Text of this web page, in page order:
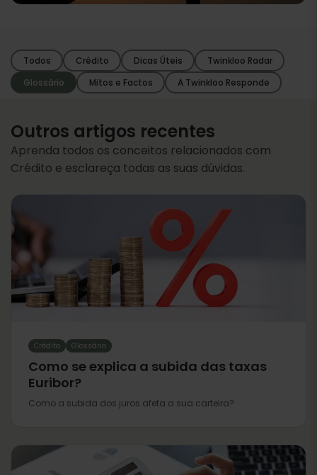
Todos Crédito Dicas Úteis
Twinkloo Radar
Glossário
Mitos e Factos A Twinkloo Responde
Outros artigos recentes
Aprenda todos os conceitos relacionados com
Crédito e esclareça todas as suas dúvidas.
Crédito Glossário
Como se explica a subida das taxas
Euribor?
Como a subida dos juros afeta a sua carteira?